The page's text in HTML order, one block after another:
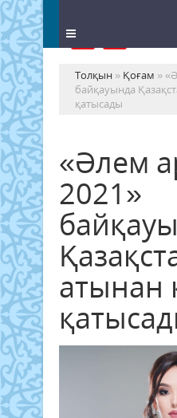
Толқын » Қоғам »
байқауында
қатысады
«Әлем
2021»
атынан